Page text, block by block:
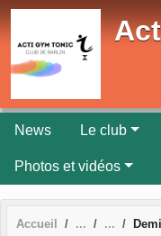
News Le club
Photos et vidéos
Accueil
Panneau de gestion des